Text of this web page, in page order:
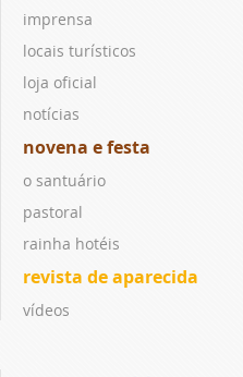
imprensa
locais turísticos
loja oficial
notícias
novena e festa
o santuário
pastoral
rainha hotéis
revista de aparecida
vídeos